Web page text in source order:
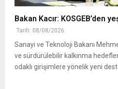
Bakan Kacır: KOSGEB’den
Tarih: 08/08/2026
Sanayi ve Teknoloji Bakanı
ve sürdürülebilir kalkınma
odaklı girişimlere yönelik yeni